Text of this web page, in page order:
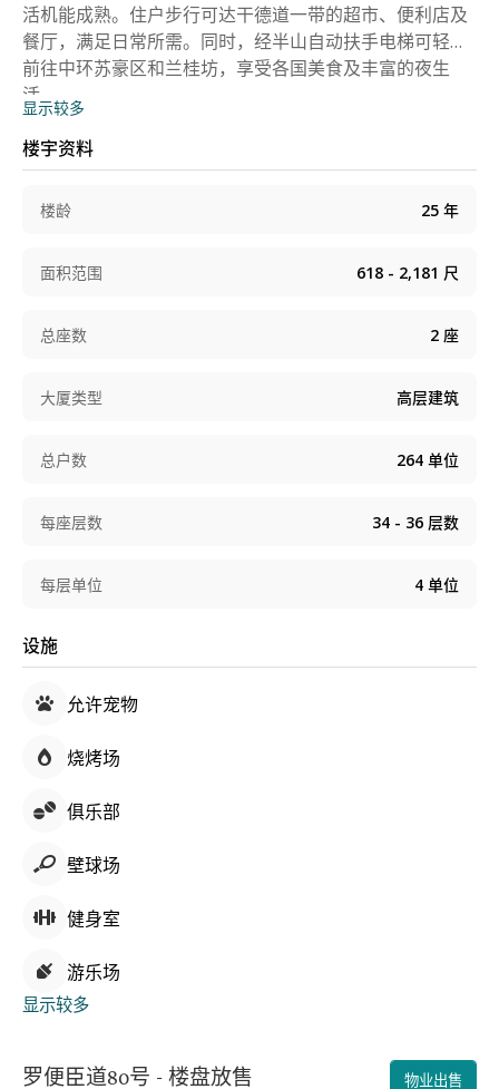
活机能成熟。住户步行可达干德道一带的超市、便利店及
餐厅，满足日常所需。同时，经半山自动扶手电梯可轻松
前往中环苏豪区和兰桂坊，享受各国美食及丰富的夜生
活。
显示较多
楼宇资料
楼龄 25 年
面积范围 618 - 2,181 尺
总座数 2 座
大厦类型 高层建筑
总户数 264 单位
每座层数 34 - 36 层数
每层单位 4 单位
设施
允许宠物
烧烤场
俱乐部
壁球场
健身室
游乐场
显示较多
罗便臣道80号 - 楼盘放售 物业出售